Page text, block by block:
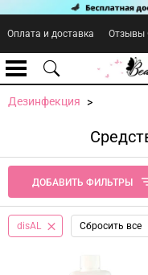
Оплата и доставка Отзывы
Дезинфекция
ДОБАВИТЬ ФИЛЬТРЫ
disAL Сбросить все